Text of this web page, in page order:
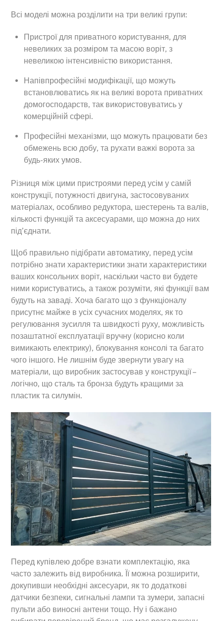
Всі моделі можна розділити на три великі групи:
Пристрої для приватного користування, для
невеликих за розміром та масою воріт, з
невеликою інтенсивністю використання.
Напівпрофесійні модифікації, що можуть
встановлюватись як на великі ворота приватних
домогосподарств, так використовуватись у
комерційній сфері.
Професійні механізми, що можуть працювати без
обмежень всю добу, та рухати важкі ворота за
будь-яких умов.
Різниця між цими пристроями перед усім у самій
конструкції, потужності двигуна, застосовуваних
матеріалах, особливо редуктора, шестерень та валів,
кількості функцій та аксесуарами, що можна до них
під’єднати.
Щоб правильно підібрати автоматику, перед усім
потрібно знати характеристики знати характеристики
ваших консольних воріт, наскільки часто ви будете
ними користуватись, а також розуміти, які функції вам
будуть на заваді. Хоча багато що з функціоналу
присутнє майже в усіх сучасних моделях, як то
регулювання зусилля та швидкості руху, можливість
позаштатної експлуатації вручну (корисно коли
вимикають електрику), блокування консолі та багато
чого іншого. Не лишнім буде звернути увагу на
матеріали, що виробник застосував у конструкції –
логічно, що сталь та бронза будуть кращими за
пластик та силумін.
Перед купівлею добре взнати комплектацію, яка
часто залежить від виробника. Її можна розширити,
докупивши необхідні аксесуари, як то додаткові
датчики безпеки, сигнальні лампи та зумери, запасні
пульти або виносні антени тощо. Ну і бажано